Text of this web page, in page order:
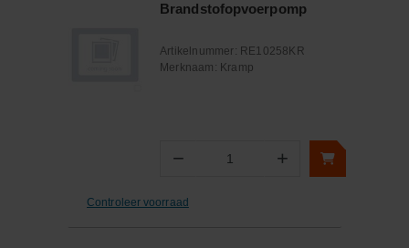
Brandstofopvoerpomp
Artikelnummer: RE10258KR
Merknaam: Kramp
− Aantal +
Controleer voorraad